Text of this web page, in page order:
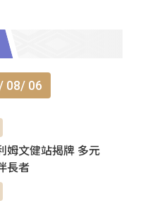
08/ 06
姆文健站揭牌 多元
長者